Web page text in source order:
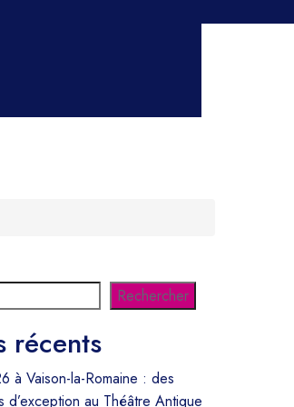
Rechercher
récents
à Vaison-la-Romaine : des
d’exception au Théâtre Antique